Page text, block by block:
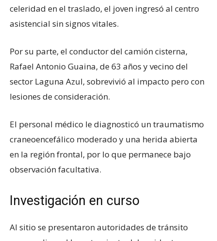
celeridad en el traslado, el joven ingresó al centro
asistencial sin signos vitales.
Por su parte, el conductor del camión cisterna,
Rafael Antonio Guaina, de 63 años y vecino del
sector Laguna Azul, sobrevivió al impacto pero con
lesiones de consideración.
El personal médico le diagnosticó un traumatismo
craneoencefálico moderado y una herida abierta
en la región frontal, por lo que permanece bajo
observación facultativa.
Investigación en curso
Al sitio se presentaron autoridades de tránsito